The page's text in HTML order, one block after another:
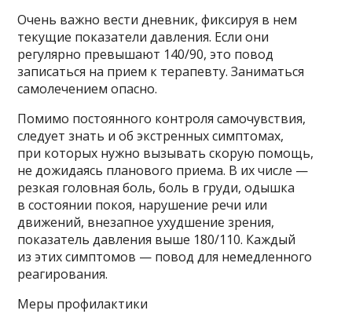
Очень важно вести дневник, фиксируя в нем
текущие показатели давления. Если они
регулярно превышают 140/90, это повод
записаться на прием к терапевту. Заниматься
самолечением опасно.
Помимо постоянного контроля самочувствия,
следует знать и об экстренных симптомах,
при которых нужно вызывать скорую помощь,
не дожидаясь планового приема. В их числе —
резкая головная боль, боль в груди, одышка
в состоянии покоя, нарушение речи или
движений, внезапное ухудшение зрения,
показатель давления выше 180/110. Каждый
из этих симптомов — повод для немедленного
реагирования.
Меры профилактики